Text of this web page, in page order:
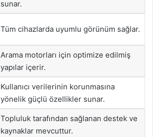
sunar.
Tüm cihazlarda uyumlu görünüm sağlar.
Arama motorları için optimize edilmiş
yapılar içerir.
Kullanıcı verilerinin korunmasına
yönelik güçlü özellikler sunar.
Topluluk tarafından sağlanan destek ve
kaynaklar mevcuttur.